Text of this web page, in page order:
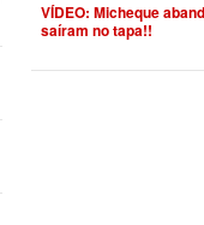
VÍDEO: Micheque
saíram no tapa!!